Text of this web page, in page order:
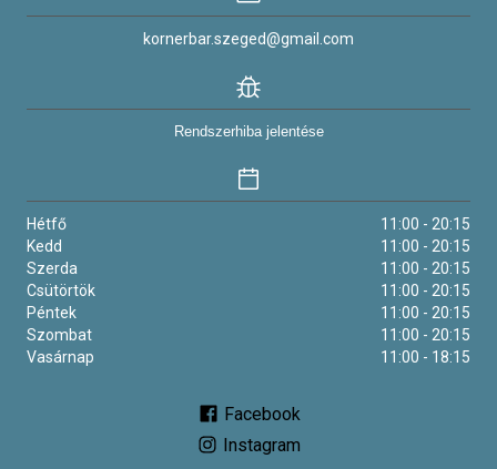
kornerbar.szeged@gmail.com
Rendszerhiba jelentése
Hétfő
11:00 - 20:15
Kedd
11:00 - 20:15
Szerda
11:00 - 20:15
Csütörtök
11:00 - 20:15
Péntek
11:00 - 20:15
Szombat
11:00 - 20:15
Vasárnap
11:00 - 18:15
Facebook
Instagram